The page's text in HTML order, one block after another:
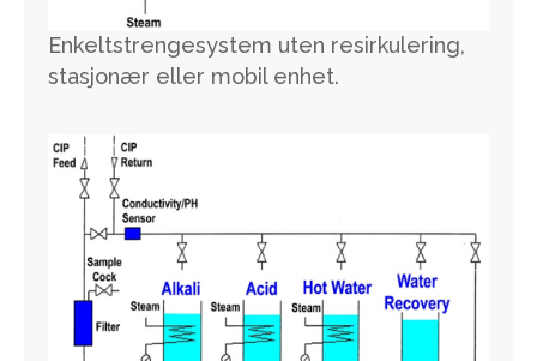
Enkeltstrengesystem uten resirkulering,
stasjonær eller mobil enhet.